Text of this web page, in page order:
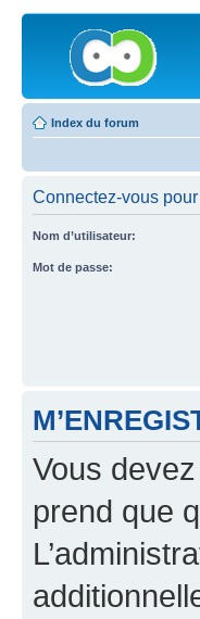
Index du forum
Connectez-vous
Nom d’utilisateur:
Mot de passe:
Vous
prend que